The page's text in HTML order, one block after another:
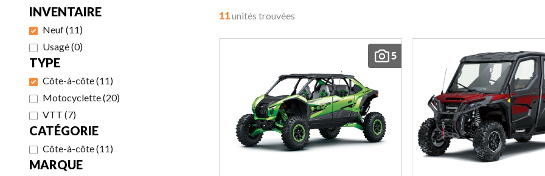
INVENTAIRE
Neuf(11)
Usagé(0)
TYPE
Côte-à-côte(11)
Motocyclette(20)
VTT (7)
CATÉGORIE
Côte-à-côte(11)
MARQUE
11unités trouvées
5